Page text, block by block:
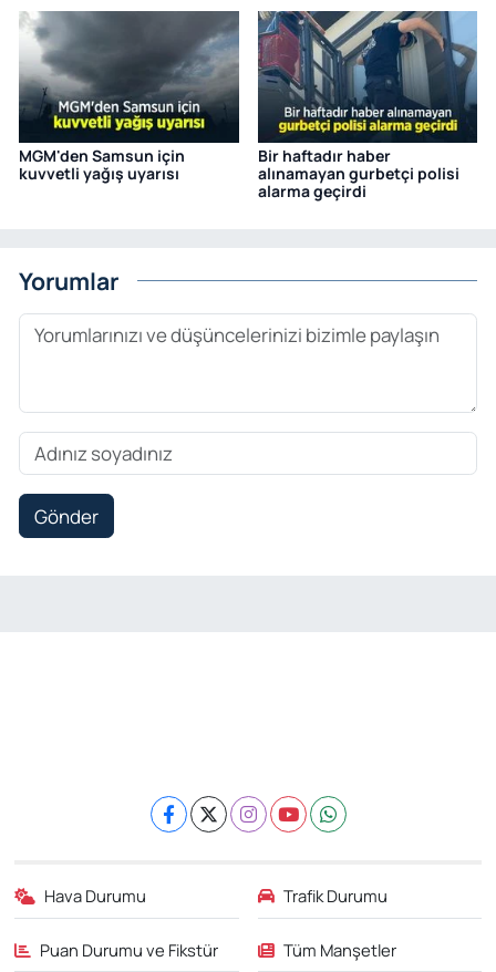
MGM'den Samsun için
kuvvetli yağış uyarısı
Bir haftadır haber
alınamayan gurbetçi polisi
alarma geçirdi
Yorumlar
Gönder
Hava Durumu Trafik Durumu
Puan Durumu ve Fikstür Tüm Manşetler